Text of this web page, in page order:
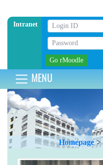
Intranet
MENU
Homepage >